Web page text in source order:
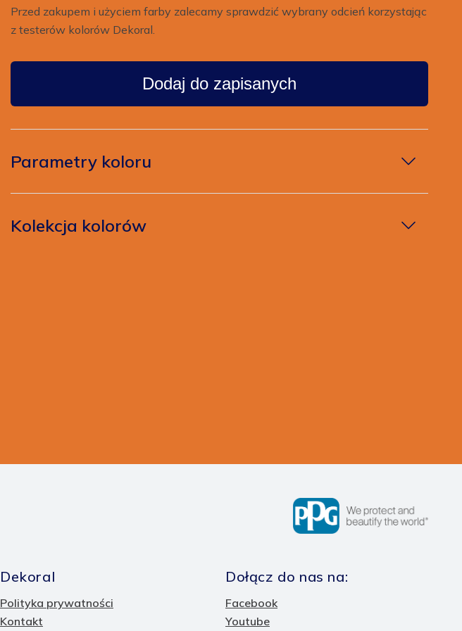
Przed zakupem i użyciem farby zalecamy sprawdzić wybrany odcień korzystając
z testerów kolorów Dekoral.
Dodaj do zapisanych
Parametry koloru
Kolekcja kolorów
Dekoral
Polityka prywatności
Kontakt
Dołącz do nas na:
Facebook
Youtube